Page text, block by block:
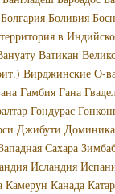
Болгария Боливия
в
Ватикан
Вирджинские О-
Гамбия Гана
Гондурас
Джибути Доминика
Сахара
Исландия
Камерун Канада Катар